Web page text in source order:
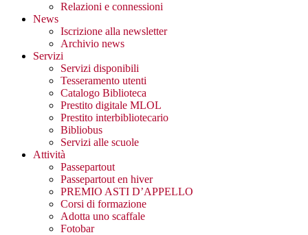
Relazioni e connessioni
News
Iscrizione alla newsletter
Archivio news
Servizi
Servizi disponibili
Tesseramento utenti
Catalogo Biblioteca
Prestito digitale MLOL
Prestito interbibliotecario
Bibliobus
Servizi alle scuole
Attività
Passepartout
Passepartout en hiver
PREMIO ASTI D’APPELLO
Corsi di formazione
Adotta uno scaffale
Fotobar